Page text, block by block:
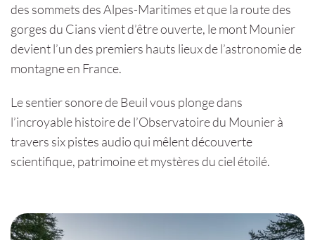
des sommets des Alpes-Maritimes et que la route des
gorges du Cians vient d’être ouverte, le mont Mounier
devient l’un des premiers hauts lieux de l’astronomie de
montagne en France.
Le sentier sonore de Beuil vous plonge dans
l’incroyable histoire de l’Observatoire du Mounier à
travers six pistes audio qui mêlent découverte
scientifique, patrimoine et mystères du ciel étoilé.